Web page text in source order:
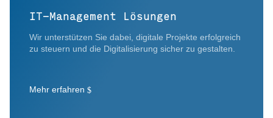
IT-Management Lösungen
Wir unterstützen Sie dabei, digitale Projekte erfolgreich
zu steuern und die Digitalisierung sicher zu gestalten.
Mehr erfahren